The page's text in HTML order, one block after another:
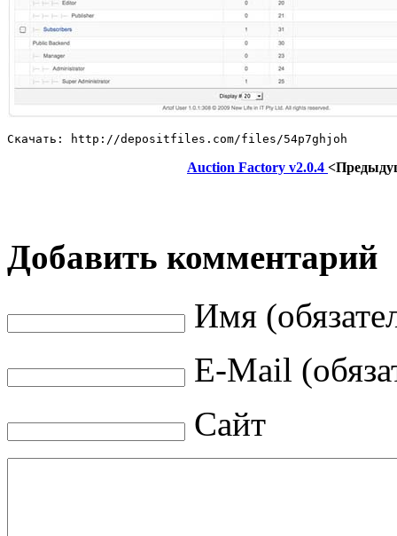
Скачать: http://depositfiles.com/files/54p7ghjoh
Auction Factory v2.0.4
Добавить комментарий
Имя
E-Mail
Сайт